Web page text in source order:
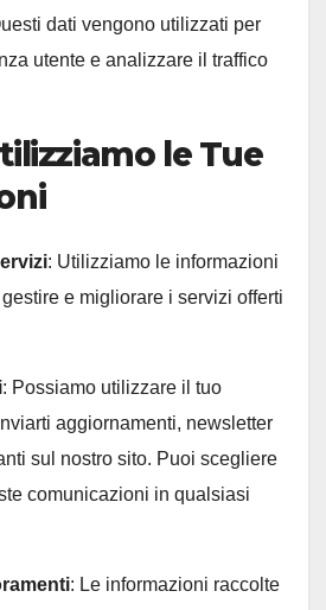
dati vengono utilizzati per
utente e analizzare il traffico
le Tue
: Utilizziamo le informazioni
e migliorare i servizi offerti
: Possiamo utilizzare il tuo
aggiornamenti, newsletter
sul nostro sito. Puoi scegliere
comunicazioni in qualsiasi
: Le informazioni raccolte